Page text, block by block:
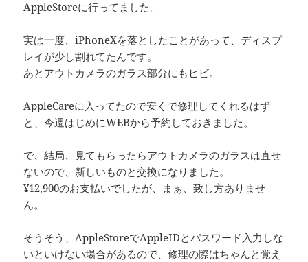
AppleStoreに行ってました。
実は一度、iPhoneXを落としたことがあって、ディスプ
レイが少し割れてたんです。
あとアウトカメラのガラス部分にもヒビ。
AppleCareに入ってたので安くで修理してくれるはず
と、今週はじめにWEBから予約しておきました。
で、結局、見てもらったらアウトカメラのガラスは直せ
ないので、新しいものと交換になりました。
¥12,900のお支払いでしたが、まぁ、致し方ありませ
ん。
そうそう、AppleStoreでAppleIDとパスワード入力しな
いといけない場合があるので、修理の際はちゃんと覚え